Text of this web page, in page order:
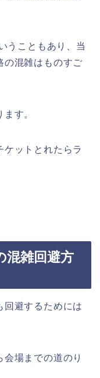
うこともあり、当
の混雑はものすご
す。
ットとれたらラ
混雑回避方
回避するためには
場までの道のり